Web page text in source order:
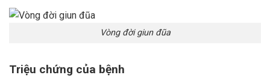
Vòng đời giun đũa
Triệu chứng của bệnh